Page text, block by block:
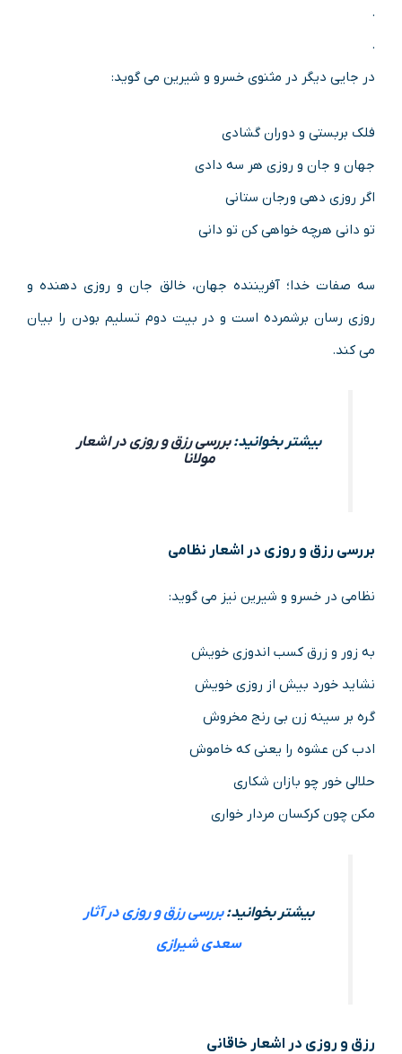
.
.
در جایی دیگر در مثنوی خسرو و شیرین می گوید:
فلک بربستی و دوران گشادی
جهان و جان و روزی هر سه دادی
اگر روزی دهی ورجان ستانی
تو دانی هرچه خواهی کن تو دانی
سه صفات خدا؛ آفریننده جهان، خالق جان و روزی دهنده و
روزی رسان برشمرده است و در بیت دوم تسلیم بودن را بیان
می کند.
بیشتر بخوانید:بررسی رزق و روزی در اشعار
مولانا
بررسی رزق و روزی در اشعار نظامی
نظامی در خسرو و شیرین نیز می گوید:
به زور و زرق کسب اندوزی خویش
نشاید خورد بیش از روزی خویش
گره بر سینه زن بی رنج مخروش
ادب کن عشوه را یعنی که خاموش
حلالی خور چو بازان شکاری
مکن چون کرکسان مردار خواری
بیشتر بخوانید:بررسی رزق و روزی در آثار
سعدی شیرازی
رزق و روزی در اشعار خاقانی